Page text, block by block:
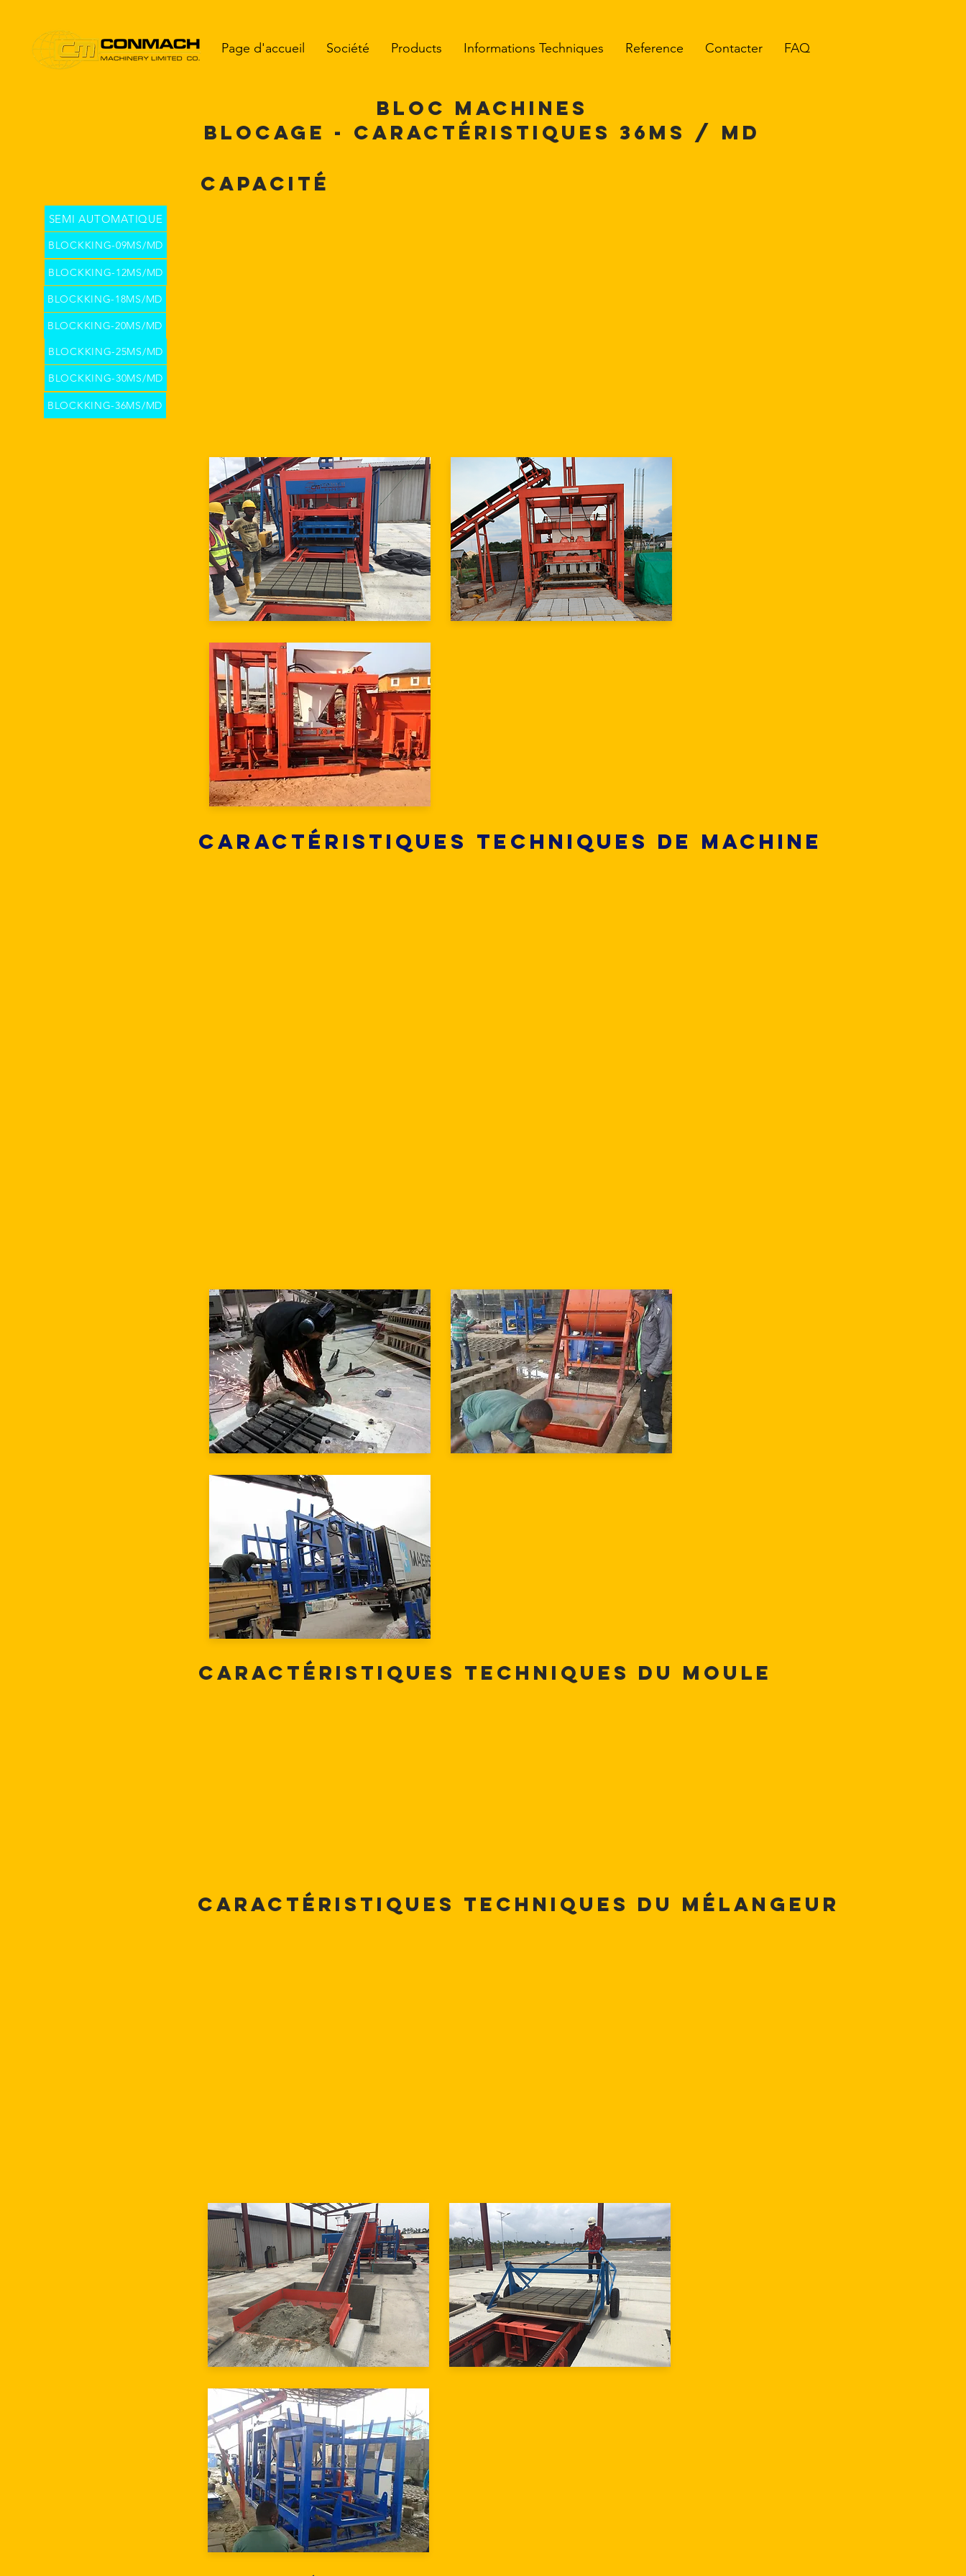
Page d'accueil Société Products Informations Techniques Reference Contacter FAQ
SEMI AUTOMATIQUE
BLOCKKING-09MS/MD
BLOCKKING-12MS/MD
BLOCKKING-18MS/MD
BLOCKKING-20MS/MD
BLOCKKING-25MS/MD
BLOCKKING-30MS/MD
BLOCKKING-36MS/MD
Capacité
BLOC MACHINES
BLOCAGE - CARACTÉRISTIQUES 36MS / MD
Caractéristiques techniques de machine
Caractéristiques techniques du moule
Caractéristiques techniques du mélangeur